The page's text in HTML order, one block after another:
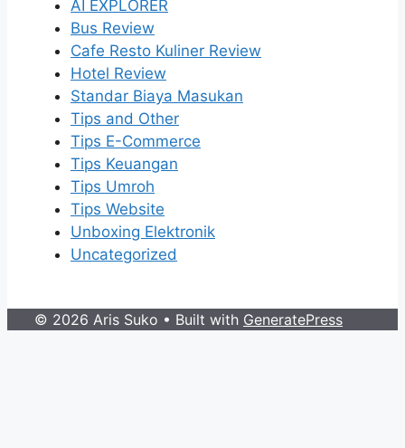
AI EXPLORER
Bus Review
Cafe Resto Kuliner Review
Hotel Review
Standar Biaya Masukan
Tips and Other
Tips E-Commerce
Tips Keuangan
Tips Umroh
Tips Website
Unboxing Elektronik
Uncategorized
© 2026 Aris Suko • Built with GeneratePress